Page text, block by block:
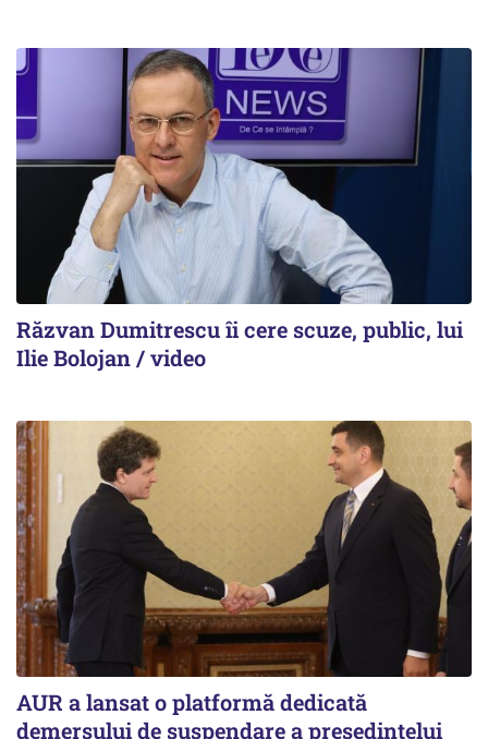
Răzvan Dumitrescu îi cere scuze, public, lui
Ilie Bolojan / video
AUR a lansat o platformă dedicată
demersului de suspendare a președintelui